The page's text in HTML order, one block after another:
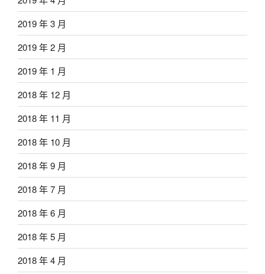
2019 年 3 月
2019 年 2 月
2019 年 1 月
2018 年 12 月
2018 年 11 月
2018 年 10 月
2018 年 9 月
2018 年 7 月
2018 年 6 月
2018 年 5 月
2018 年 4 月